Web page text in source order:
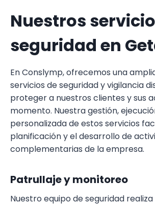
Nuestros
seguridad en
En Conslymp, ofrecemos una
servicios de seguridad y vigilancia
proteger a nuestros clientes y sus
momento. Nuestra gestión,
personalizada de estos servicios
planificación y el desarrollo de
complementarias de la empresa.
Patrullaje y monitoreo
Nuestro equipo de seguridad